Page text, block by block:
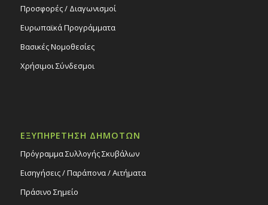
Προσφορές / Διαγωνισμοί
Ευρωπαϊκά Προγράμματα
Βασικές Νομοθεσίες
Χρήσιμοι Σύνδεσμοι
ΕΞΥΠΗΡΕΤΗΣΗ ΔΗΜΟΤΩΝ
Πρόγραμμα Συλλογής Σκυβάλων
Εισηγήσεις / Παράπονα / Αιτήματα
Πράσινο Σημείο